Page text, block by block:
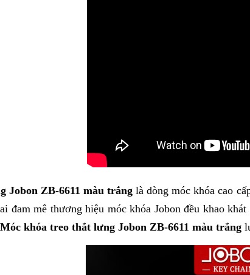
Jobon ZB-6611 màu trắng là dòng móc khóa cao
đam mê thương hiệu móc khóa Jobon đều khao
Móc khóa treo thắt lưng Jobon ZB-6611 màu trắng